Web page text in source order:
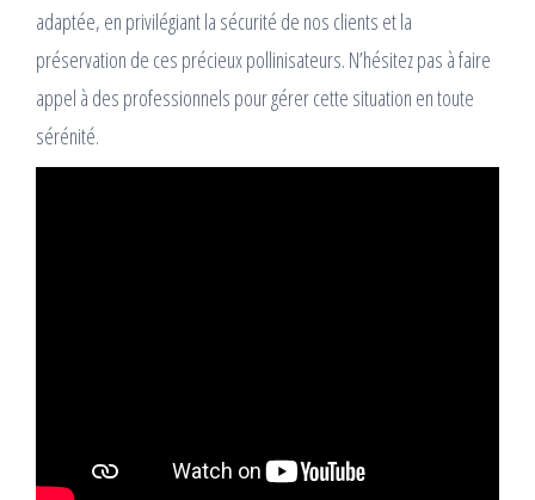
adaptée, en privilégiant la sécurité de nos clients et la
préservation de ces précieux pollinisateurs. N’hésitez pas à faire
appel à des professionnels pour gérer cette situation en toute
sérénité.